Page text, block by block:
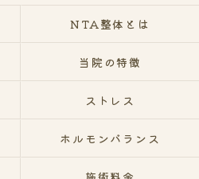
NTA整体とは
当院の特徴
ストレス
ホルモンバランス